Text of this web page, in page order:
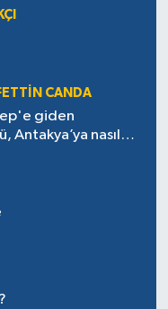
CANDA
giden
Antakya’ya nasıl